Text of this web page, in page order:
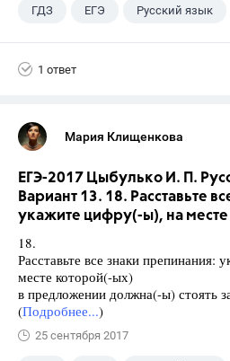
ГДЗ ЕГЭ Русский язык
1 ответ
Мария Клищенкова
ЕГЭ-2017 Цыбулько И. П.
Вариант 13. 18. Расставьте
укажите цифру(-ы), на
18.
Расставьте все знаки препинания:
месте которой(-ых)
в предложении должна(-ы) стоять
(Подробнее...)
25 сентября 2017